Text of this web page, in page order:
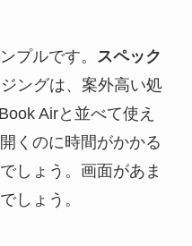
プルです。 スペック
ングは、案外高い処
Airと並べて使え
くのに時間がかかる
しょう。画面があま
しょう。